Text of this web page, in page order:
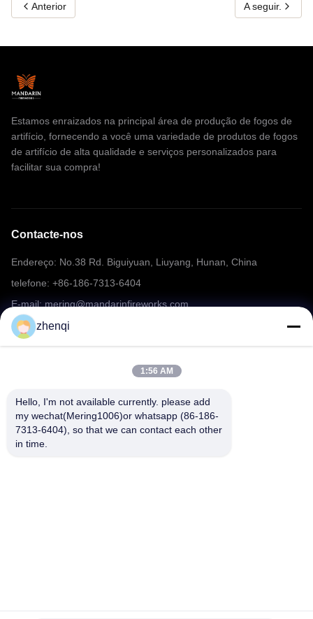
Anterior A seguir.
Estamos enraizados na principal área de produção de fogos de
artifício, fornecendo a você uma variedade de produtos de fogos
de artifício de alta qualidade e serviços personalizados para
facilitar sua compra!
Contacte-nos
Endereço: No.38 Rd. Biguiyuan, Liuyang, Hunan, China
telefone: +86-186-7313-6404
E-mail: mering@mandarinfireworks.com
Links rápidos
zhenqi
1:56 AM
Hello, I'm not available currently. please add
my wechat(Mering1006)or whatsapp (86-186-
7313-6404), so that we can contact each other
in time.